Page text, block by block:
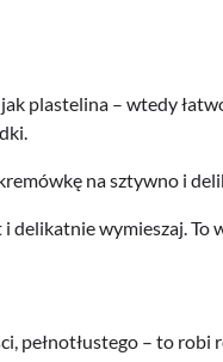
plastelina – wtedy
na sztywno i
wymieszaj. To
pełnotłustego – to robi